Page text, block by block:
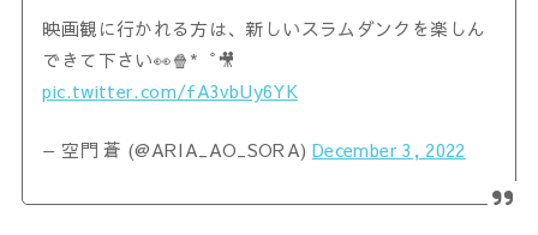
映画観に行かれる方は、新しいスラムダンクを楽しん
できて下さい👀🍿*゜🎥
pic.twitter.com/fA3vbUy6YK
— 空門 蒼 (@ARIA_AO_SORA) December 3, 2022